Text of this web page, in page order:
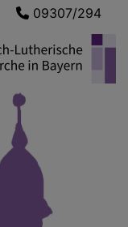
09307/294